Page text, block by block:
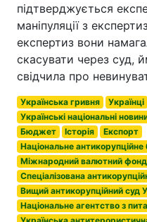
підтверджується
маніпуляції з
експертиз вони
скасувати через суд,
свідчила про
Українська гривня Українці
Українські національні
Бюджет
Історія
Експорт
Національне
Міжнародний валютний фонд
Спеціалізована
Вищий антикорупційний суд
Національне агентство з